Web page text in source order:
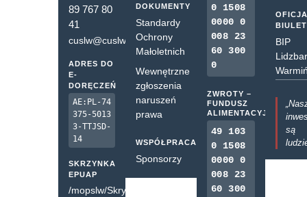
89 767 80
41
cuslw@cuslw.pl
ADRES DO
E-
DORĘCZEŃ
AE:PL-74
375-5013
3-TTJSD-
14
SKRZYNKA
EPUAP
/mopslw/SkrytkaESP
DOKUMENTY
Standardy
Ochrony
Małoletnich
Wewnętrzne
zgłoszenia
naruszeń
prawa
WSPÓŁPRACA
Sponsorzy
0 1508
0000 0
008 23
60 300
0
ZWROTY –
FUNDUSZ
ALIMENTACYJNY
49 103
0 1508
0000 0
008 23
60 300
BIP
są